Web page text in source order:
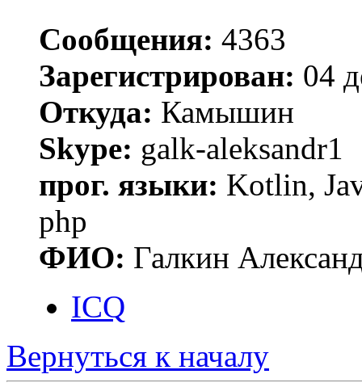
Сообщения: 4363
Зарегистрирован: 04
Откуда: Камышин
Skype: galk-aleksandr1
прог. языки: Kotlin,
php
ФИО: Галкин
ICQ
Вернуться к началу